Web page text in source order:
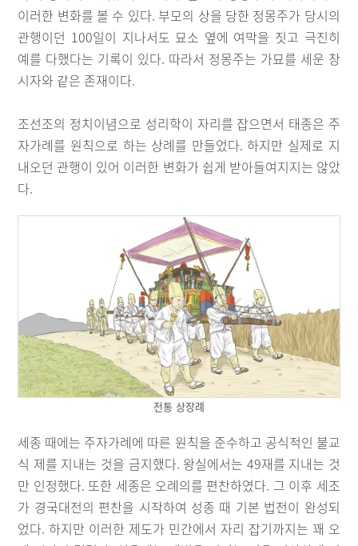
이러한 변화를 볼 수 있다. 부모의 상을 당한 정몽주가 당시의
관행이던 100일이 지나서도 묘소 옆에 여막을 짓고 극진히
예를 다했다는 기록이 있다. 따라서 정몽주는 가묘를 세운 창
시자와 같은 존재이다.
조선조의 정치이념으로 성리학이 자리를 잡으면서 태종은 주
자가례를 원칙으로 하는 상례를 만들었다. 하지만 실제로 지
내오던 관행이 있어 이러한 변화가 쉽게 받아들여지지는 않았
다.
전통 상장례
세종 때에는 주자가례에 따른 원칙을 준수하고 공식적인 불교
식 제를 지내는 것을 금지했다. 왕실에서는 49재를 지내는 것
만 인정했다. 또한 세종은 오례의를 편찬하였다. 그 이후 세조
가 경국대전의 편찬을 시작하여 성종 때 기본 법전이 완성되
었다. 하지만 이러한 제도가 민간에서 자리 잡기까지는 꽤 오